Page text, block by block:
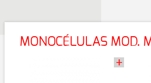
MONOCÉLULAS MOD.